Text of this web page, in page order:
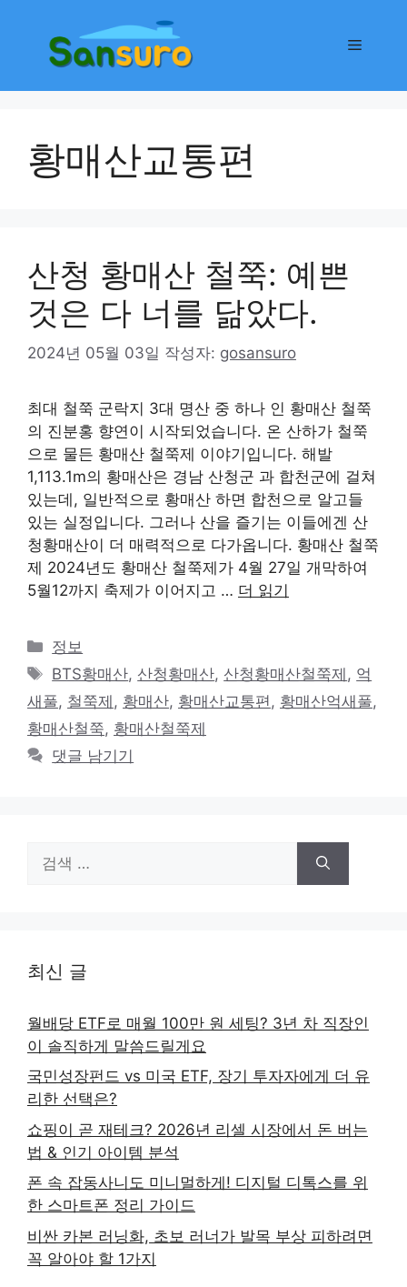
메
황매산교통편
산청 황매산 철쭉: 예쁜
것은 다 너를 닮았다.
2024년 05월 03일 작성자: gosansuro
최대 철쭉 군락지 3대 명산 중 하나 인 황매산 철쭉
의 진분홍 향연이 시작되었습니다. 온 산하가 철쭉
으로 물든 황매산 철쭉제 이야기입니다. 해발
1,113.1m의 황매산은 경남 산청군 과 합천군에 걸쳐
있는데, 일반적으로 황매산 하면 합천으로 알고들
있는 실정입니다. 그러나 산을 즐기는 이들에겐 산
청황매산이 더 매력적으로 다가옵니다. 황매산 철쭉
제 2024년도 황매산 철쭉제가 4월 27일 개막하여
5월12까지 축제가 이어지고 … 더 읽기
카
테
리
정보
태
그
BTS황매산, 산청황매산, 산청황매산철쭉제 , 억
새풀, 철쭉제 , 황매산, 황매산교통편 , 황매산억새풀,
황매산철쭉, 황매산철쭉제
댓글 남기기
색:
최신 글
월배당 ETF로 매월 100만 원 세팅? 3년 차 직장인
이 솔직하게 말씀드릴게요
국민성장펀드 vs 미국 ETF, 장기 투자자에게 더 유
리한 선택은?
쇼핑이 곧 재테크? 2026년 리셀 시장에서 돈 버는
법 & 인기 아이템 분석
폰 속 잡동사니도 미니멀하게! 디지털 디톡스를 위
한 스마트폰 정리 가이드
비싼 카본 러닝화, 초보 러너가 발목 부상 피하려면
꼭 알아야 할 1가지